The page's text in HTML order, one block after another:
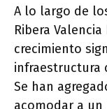
A lo largo de
Ribera
crecimiento
infraestructura
Se han
acomodar a un